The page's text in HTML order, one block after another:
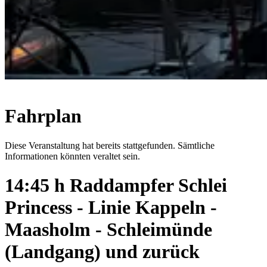
Fahrplan
Diese Veranstaltung hat bereits stattgefunden. Sämtliche
Informationen könnten veraltet sein.
14:45 h Raddampfer Schlei
Princess - Linie Kappeln -
Maasholm - Schleimünde
(Landgang) und zurück